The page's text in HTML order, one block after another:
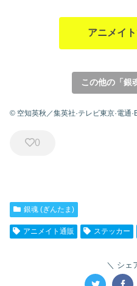
アニメイ
この他の「銀
© 空知英秋／集英社·テレビ東京·電通
0
銀魂 (ぎんたま)
アニメイト通販 ステッカー
シェ